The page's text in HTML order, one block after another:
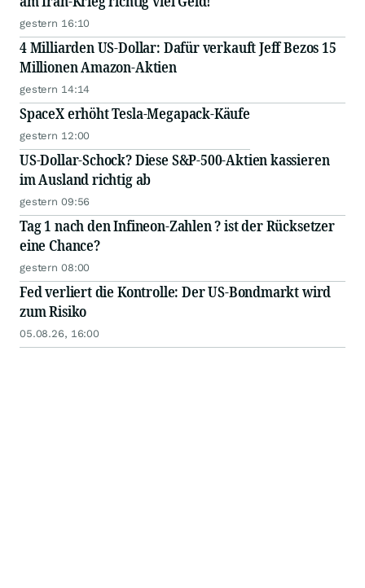
gestern 16:10
4 Milliarden US-Dollar: Dafür verkauft Jeff Bezos 15
Millionen Amazon-Aktien
gestern 14:14
SpaceX erhöht Tesla-Megapack-Käufe
gestern 12:00
US-Dollar-Schock? Diese S&P-500-Aktien kassieren
im Ausland richtig ab
gestern 09:56
Tag 1 nach den Infineon-Zahlen ? ist der Rücksetzer
eine Chance?
gestern 08:00
Fed verliert die Kontrolle: Der US-Bondmarkt wird
zum Risiko
05.08.26, 16:00